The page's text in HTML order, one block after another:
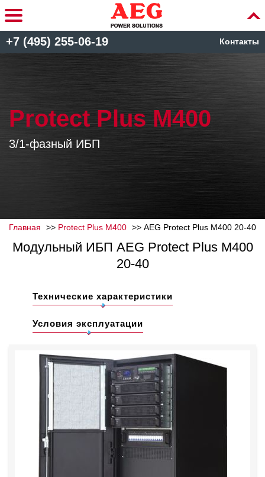
+7 (495) 255-06-19 Контакты
Protect Plus M400
3/1-фазный ИБП
Главная Protect Plus M400 AEG Protect Plus M400 20-40
Модульный ИБП AEG Protect Plus M400
20-40
Технические характеристики
Условия эксплуатации